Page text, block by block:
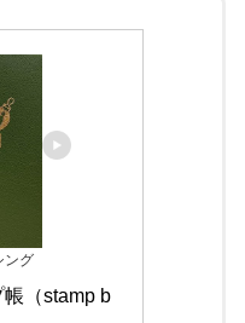
ング
（stamp b